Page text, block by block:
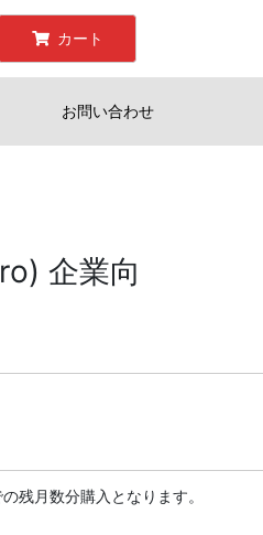
カート
お問い合わせ
企業向
残月数分購入となります。